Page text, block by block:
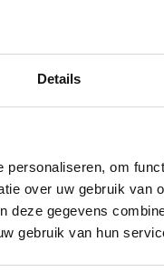
Details
om
over uw gebruik van
deze gegevens
gebruik van hun
Tandpasta